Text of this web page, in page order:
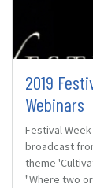
2019
Webinars
Festival
broadcast
theme
"Where two